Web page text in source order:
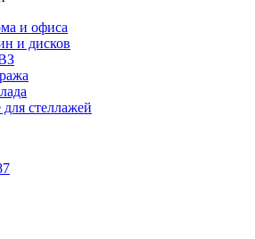
и офиса
и дисков
стеллажей